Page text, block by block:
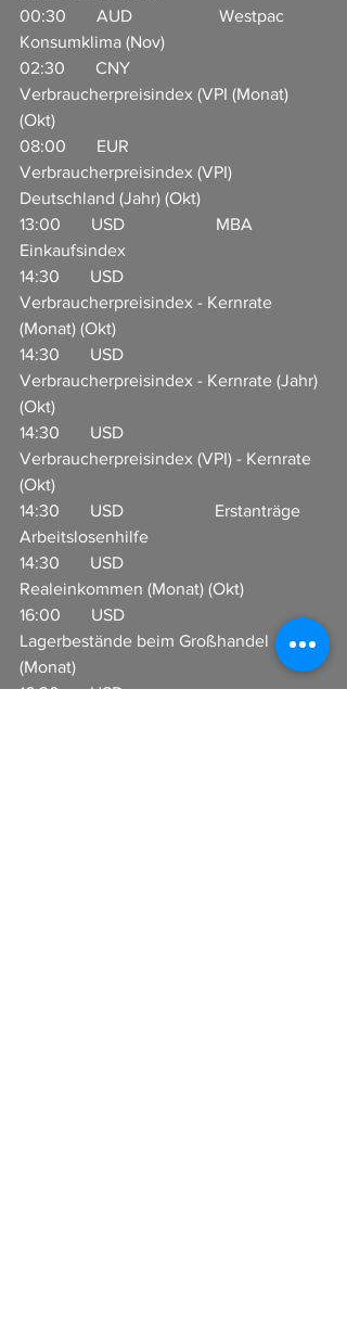
00:30       AUD                    Westpac
Konsumklima (Nov)
02:30       CNY
Verbraucherpreisindex (VPI (Monat)
(Okt)
08:00       EUR
Verbraucherpreisindex (VPI)
Deutschland (Jahr) (Okt)
13:00       USD                     MBA
Einkaufsindex
14:30       USD
Verbraucherpreisindex - Kernrate
(Monat) (Okt)
14:30       USD
Verbraucherpreisindex - Kernrate (Jahr)
(Okt)
14:30       USD
Verbraucherpreisindex (VPI) - Kernrate
(Okt)
14:30       USD                     Erstanträge
Arbeitslosenhilfe
14:30       USD
Realeinkommen (Monat) (Okt)
16:00       USD
Lagerbestände beim Großhandel
(Monat)
16:30       USD